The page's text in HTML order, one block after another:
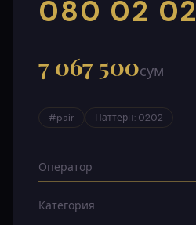
080 02 02
000
999
7 067 500сум
#pair Паттерн: 0202
Оператор
Категория